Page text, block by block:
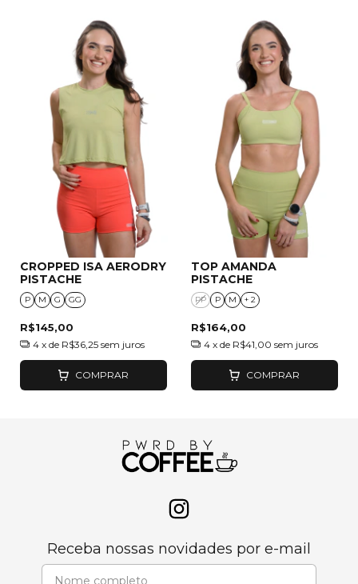
CROPPED ISA AERODRY
PISTACHE
P M G GG
R$145,00
4 x de R$36,25 sem juros
COMPRAR
TOP AMANDA
PISTACHE
PP P M + 2
R$164,00
4 x de R$41,00 sem juros
COMPRAR
Receba nossas novidades por e-mail